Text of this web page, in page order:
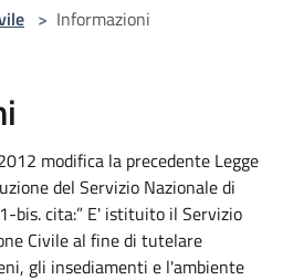
> Informazioni
modifica la precedente Legge
del Servizio Nazionale di
bis. cita:” E' istituito il Servizio
Civile al fine di tutelare
gli insediamenti e l'ambiente